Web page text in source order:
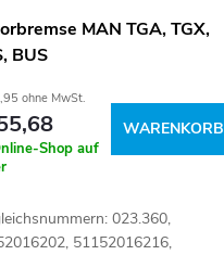
MAN TGA, TGX,
BUS
ohne MwSt.
Shop auf
WARENKORB
023.360,
51152016216,